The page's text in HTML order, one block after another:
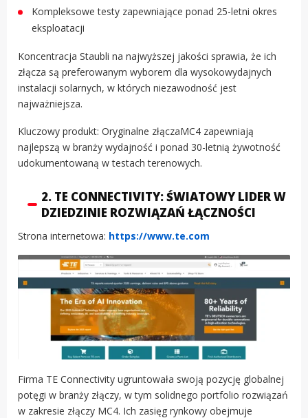
Kompleksowe testy zapewniające ponad 25-letni okres
eksploatacji
Koncentracja Staubli na najwyższej jakości sprawia, że ich
złącza są preferowanym wyborem dla wysokowydajnych
instalacji solarnych, w których niezawodność jest
najważniejsza.
Kluczowy produkt: Oryginalne złączaMC4 zapewniają
najlepszą w branży wydajność i ponad 30-letnią żywotność
udokumentowaną w testach terenowych.
2. TE CONNECTIVITY: ŚWIATOWY LIDER W
DZIEDZINIE ROZWIĄZAŃ ŁĄCZNOŚCI
Strona internetowa: https://www.te.com
Firma TE Connectivity ugruntowała swoją pozycję globalnej
potęgi w branży złączy, w tym solidnego portfolio rozwiązań
w zakresie złączy MC4. Ich zasięg rynkowy obejmuje